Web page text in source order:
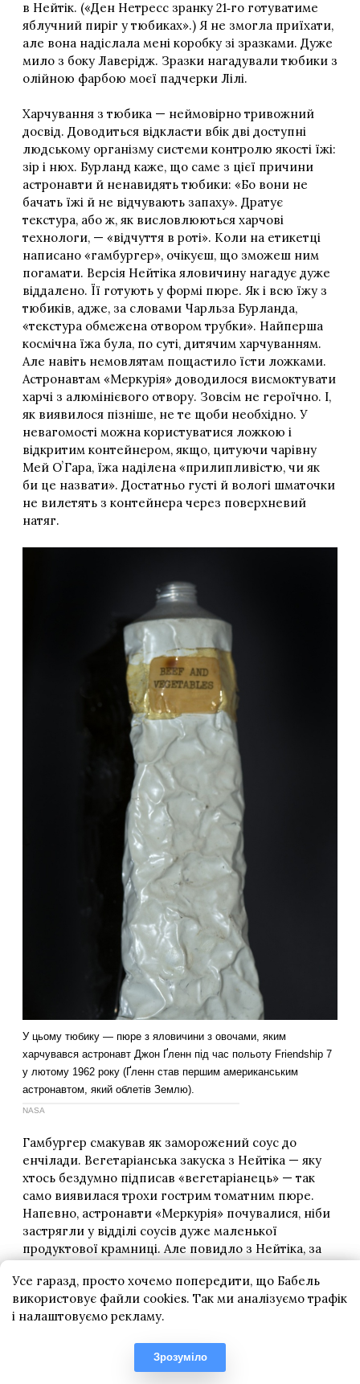
Усе гаразд, просто хочемо попередити, що Бабель
використовує файли cookies. Так ми аналізуємо трафік
і налаштовуємо рекламу.
Зрозуміло